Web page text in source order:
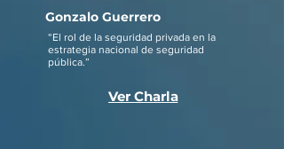
Gonzalo Guerrero
“El rol de la seguridad privada en la
estrategia nacional de seguridad
pública.”
Ver Charla